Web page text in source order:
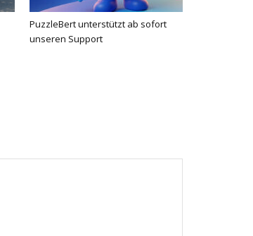
PuzzleBert unterstützt ab sofort
unseren Support